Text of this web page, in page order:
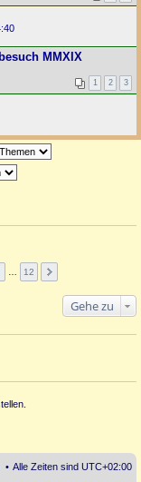
MMXIX
1 2 3
12
Gehe zu
Alle Zeiten sind UTC+02:00